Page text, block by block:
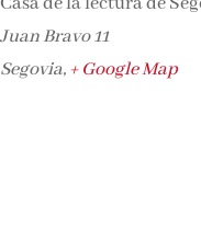
Juan Bravo 11
Segovia, + Google Map